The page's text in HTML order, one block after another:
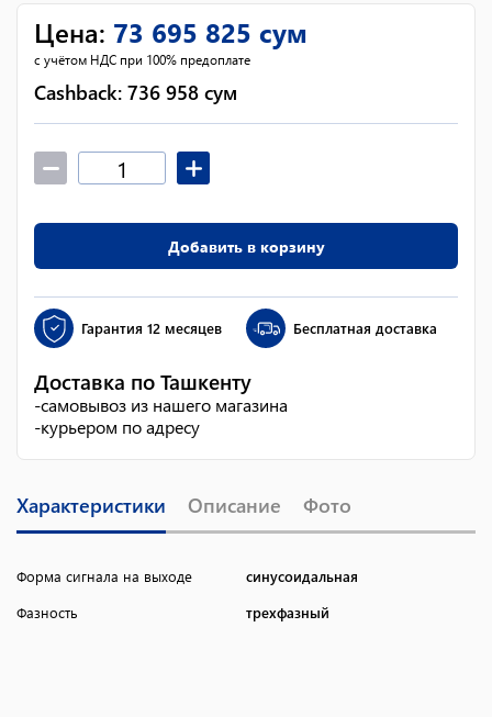
Цена: 73 695 825 сум
с учётом НДС при 100% предоплате
Cashback: 736 958 сум
Добавить в корзину
Гарантия 12 месяцев Бесплатная доставка
Доставка по Ташкенту
-самовывоз из нашего магазина
-курьером по адресу
Характеристики Описание Фото
Форма сигнала на выходе
синусоидальная
Фазность
трехфазный